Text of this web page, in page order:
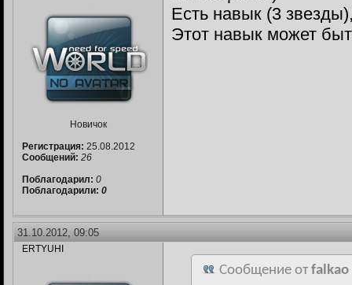
Новичок
Регистрация: 25.08.2012
Сообщений: 26
Поблагодарил: 0
Поблагодарили: 0
Есть навык (3
Этот навык может
31.10.2012, 09:05
ERTYUHI
Сообщение от falkao